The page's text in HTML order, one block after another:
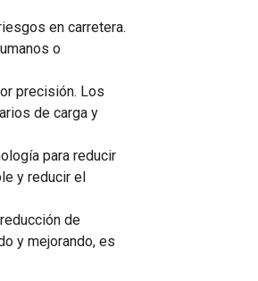
en carretera.
o
precisión. Los
de carga y
para reducir
y reducir el
de
y mejorando, es